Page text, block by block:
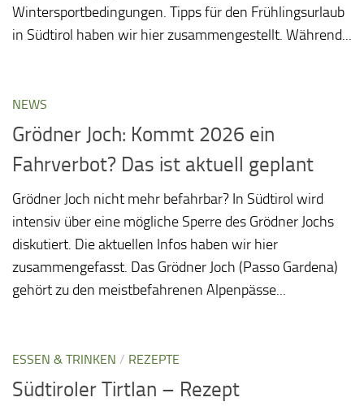
Wintersportbedingungen. Tipps für den Frühlingsurlaub
in Südtirol haben wir hier zusammengestellt. Während...
NEWS
Grödner Joch: Kommt 2026 ein
Fahrverbot? Das ist aktuell geplant
Grödner Joch nicht mehr befahrbar? In Südtirol wird
intensiv über eine mögliche Sperre des Grödner Jochs
diskutiert. Die aktuellen Infos haben wir hier
zusammengefasst. Das Grödner Joch (Passo Gardena)
gehört zu den meistbefahrenen Alpenpässe...
ESSEN & TRINKEN / REZEPTE
Südtiroler Tirtlan – Rezept